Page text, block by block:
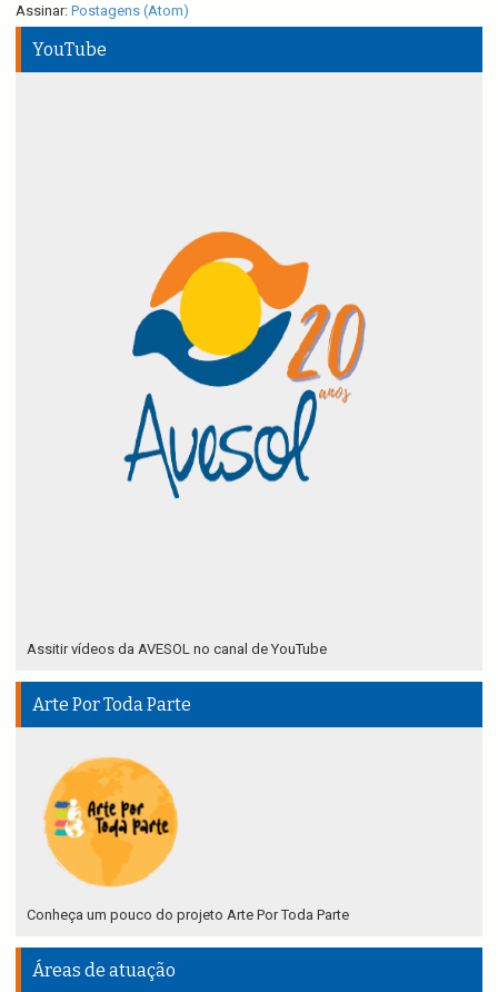
Assinar: Postagens (Atom)
YouTube
Assitir vídeos da AVESOL no canal de YouTube
Arte Por Toda Parte
Conheça um pouco do projeto Arte Por Toda Parte
Áreas de atuação